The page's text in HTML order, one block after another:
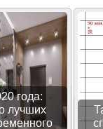
года:
лучших